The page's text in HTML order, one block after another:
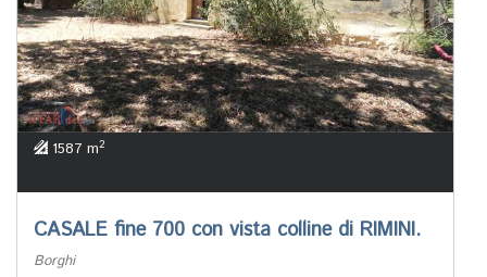
1587 m2
CASALE fine 700 con vista colline di RIMINI.
Borghi